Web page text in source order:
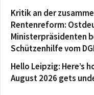
Kritik an der
Rentenreform:
Ministerpräsidenten
Schützenhilfe vom
Hello Leipzig: Here’s
August 2026 gets